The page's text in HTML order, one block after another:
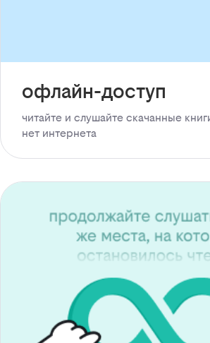
офлайн-доступ
читайте и слушайте скачанные
нет интернета